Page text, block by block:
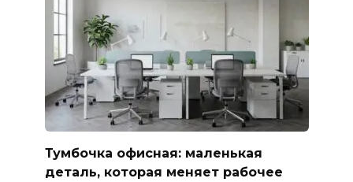
Тумбочка офисная: маленькая
деталь, которая меняет рабочее